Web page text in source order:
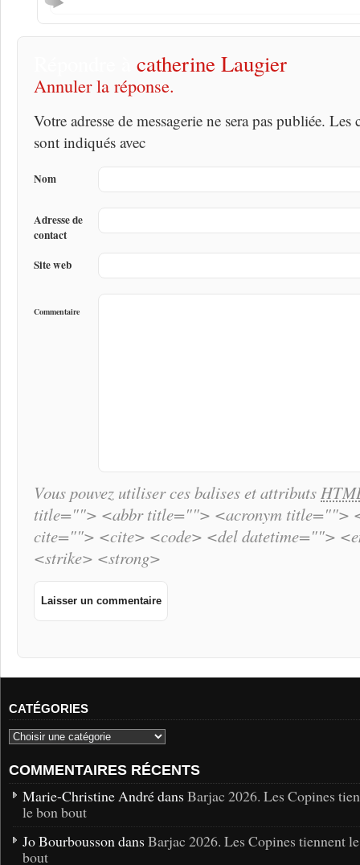
catherine Laugier
Annuler la réponse.
Votre adresse de messagerie ne sera pas publiée.
sont indiqués avec
Nom
Adresse de
contact
Site web
Commentaire
Vous pouvez utiliser ces balises et attributs
title=""> <abbr title=""> <acronym title="">
cite=""> <cite> <code> <del datetime="">
<strike> <strong>
CATÉGORIES
COMMENTAIRES RÉCENTS
Marie-Christine André dans Barjac 2026. Les Copines
le bon bout
Jo Bourbousson dans Barjac 2026. Les Copines tiennent
bout